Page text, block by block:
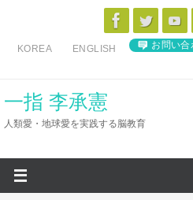
ス
KOREA ENGLISH お問い合
一指 李承憲
人類愛・地球愛を実践する脳教育